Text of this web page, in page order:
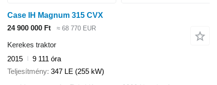
Case IH Magnum 315 CVX
24 900 000 Ft
≈ 68 770 EUR
Kerekes traktor
2015
9 111 óra
Teljesítmény 347 LE (255 kW)